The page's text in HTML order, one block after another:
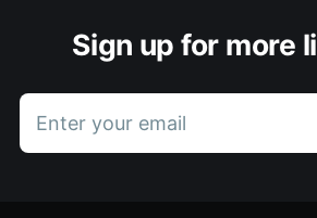
Sign up for more
Enter your email